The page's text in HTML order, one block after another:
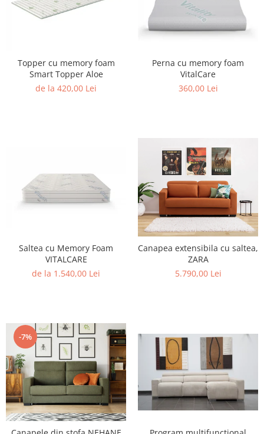
Topper cu memory foam
Smart Topper Aloe
de la 420,00 Lei
Perna cu memory foam
VitalCare
360,00 Lei
Saltea cu Memory Foam
VITALCARE
de la 1.540,00 Lei
Canapea extensibila cu saltea,
ZARA
5.790,00 Lei
-7%